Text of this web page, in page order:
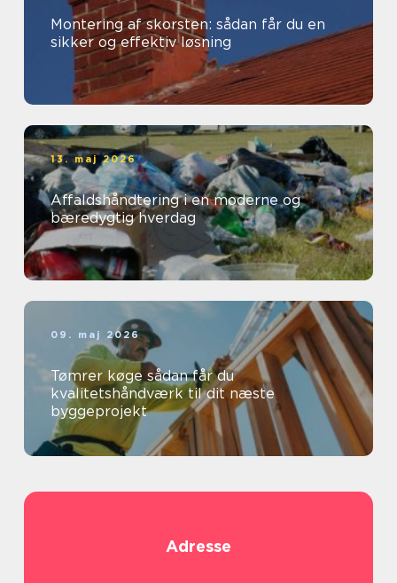
Montering af skorsten: sådan får du en
sikker og effektiv løsning
13. maj 2026
Affaldshåndtering i en moderne og
bæredygtig hverdag
09. maj 2026
Tømrer køge sådan får du
kvalitetshåndværk til dit næste
byggeprojekt
Adresse